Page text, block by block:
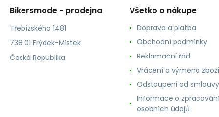
Bikersmode - prodejna
Třebízského 1481
738 01 Frýdek-Místek
Česká Republika
Všetko o nákupe
Doprava a platba
Obchodní podmínky
Reklamační řád
Vrácení a výměna zboží
Odstoupení od smlouvy
Informace o zpracování
osobních údajů